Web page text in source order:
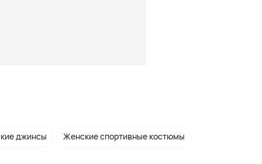
джинсы Женские спортивные костюмы